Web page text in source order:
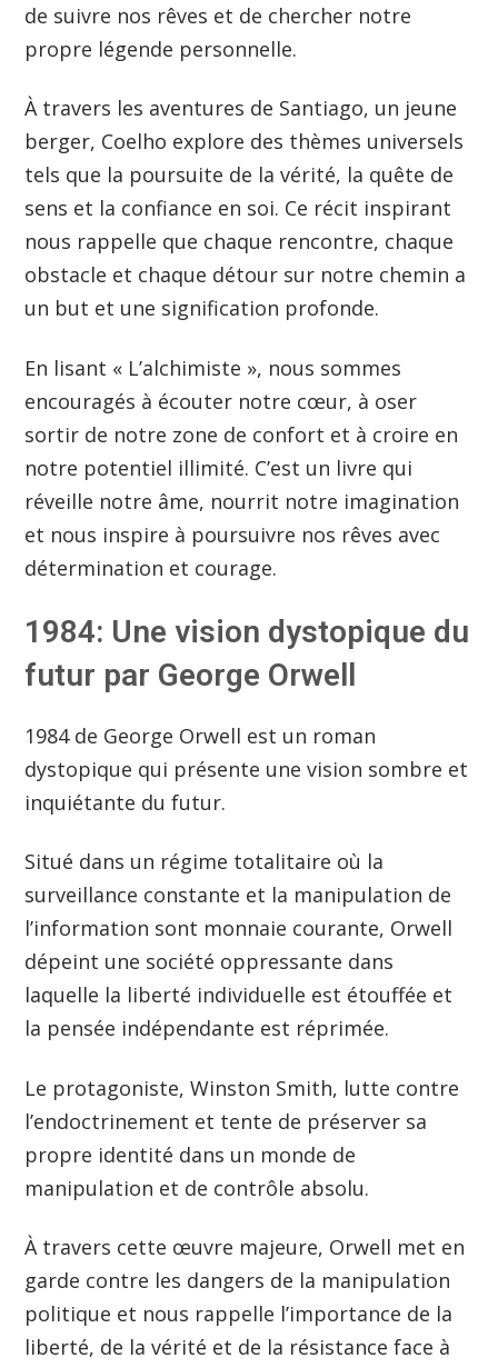
de suivre nos rêves et de chercher notre
propre légende personnelle.
À travers les aventures de Santiago, un jeune
berger, Coelho explore des thèmes universels
tels que la poursuite de la vérité, la quête de
sens et la confiance en soi. Ce récit inspirant
nous rappelle que chaque rencontre, chaque
obstacle et chaque détour sur notre chemin a
un but et une signification profonde.
En lisant « L’alchimiste », nous sommes
encouragés à écouter notre cœur, à oser
sortir de notre zone de confort et à croire en
notre potentiel illimité. C’est un livre qui
réveille notre âme, nourrit notre imagination
et nous inspire à poursuivre nos rêves avec
détermination et courage.
1984: Une vision dystopique du
futur par George Orwell
1984 de George Orwell est un roman
dystopique qui présente une vision sombre et
inquiétante du futur.
Situé dans un régime totalitaire où la
surveillance constante et la manipulation de
l’information sont monnaie courante, Orwell
dépeint une société oppressante dans
laquelle la liberté individuelle est étouffée et
la pensée indépendante est réprimée.
Le protagoniste, Winston Smith, lutte contre
l’endoctrinement et tente de préserver sa
propre identité dans un monde de
manipulation et de contrôle absolu.
À travers cette œuvre majeure, Orwell met en
garde contre les dangers de la manipulation
politique et nous rappelle l’importance de la
liberté, de la vérité et de la résistance face à